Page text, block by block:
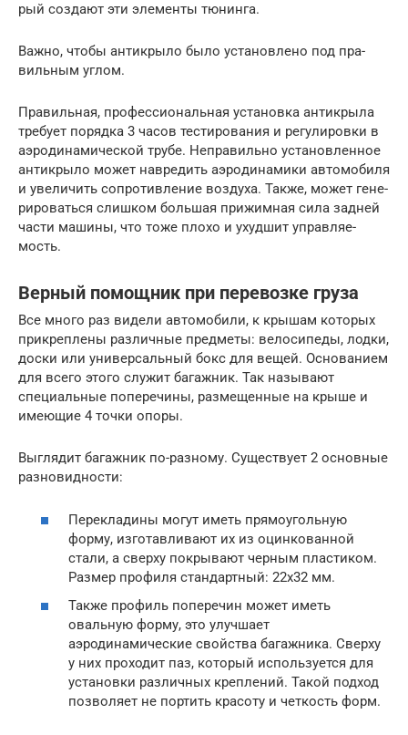
рый созда­ют эти эле­мен­ты тюнин­га.
Важ­но, что­бы анти­кры­ло было уста­нов­ле­но под пра­
виль­ным углом.
Пра­виль­ная, про­фес­си­о­наль­ная уста­нов­ка анти­кры­ла
тре­бу­ет поряд­ка 3 часов тести­ро­ва­ния и регу­ли­ров­ки в
аэро­ди­на­ми­че­ской тру­бе. Непра­виль­но уста­нов­лен­ное
анти­кры­ло может навре­дить аэро­ди­на­ми­ки авто­мо­би­ля
и уве­ли­чить сопро­тив­ле­ние воз­ду­ха. Так­же, может гене­
ри­ро­вать­ся слиш­ком боль­шая при­жим­ная сила зад­ней
части маши­ны, что тоже пло­хо и ухуд­шит управ­ля­е­
мость.
Верный помощник при перевозке груза
Все много раз видели автомобили, к крышам которых
прикреплены различные предметы: велосипеды, лодки,
доски или универсальный бокс для вещей. Основанием
для всего этого служит багажник. Так называют
специальные поперечины, размещенные на крыше и
имеющие 4 точки опоры.
Выглядит багажник по-разному. Существует 2 основные
разновидности:
Перекладины могут иметь прямоугольную
форму, изготавливают их из оцинкованной
стали, а сверху покрывают черным пластиком.
Размер профиля стандартный: 22х32 мм.
Также профиль поперечин может иметь
овальную форму, это улучшает
аэродинамические свойства багажника. Сверху
у них проходит паз, который используется для
установки различных креплений. Такой подход
позволяет не портить красоту и четкость форм.